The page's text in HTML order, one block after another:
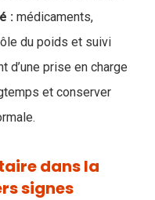
: médicaments,
du poids et suivi
d’une prise en charge
et conserver
dans la
signes